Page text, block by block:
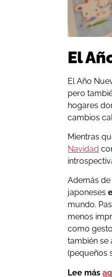
El
El Año
pero
hogares
cambios
Mientras
Navidad
Además
japoneses
mundo.
menos
como
también se
(pequeños
Lee más